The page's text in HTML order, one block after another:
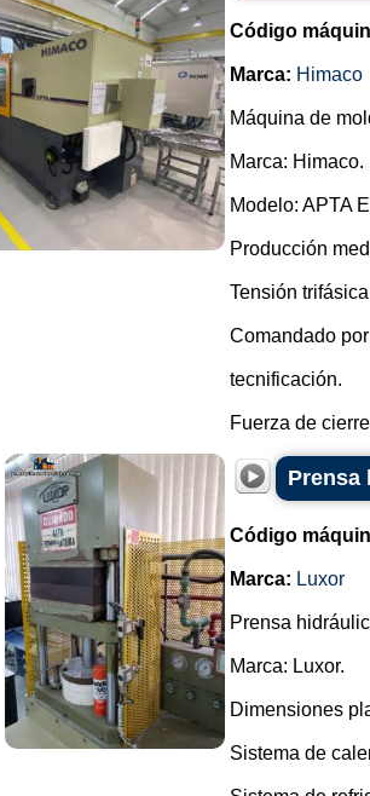
Código
Marca: Himaco
Máquina de
Marca: Himaco.
Modelo: APTA
Producción
Tensión
Comandado
tecnificación.
Fuerza de
Prensa
Código
Marca: Luxor
Prensa
Marca: Luxor.
Dimensiones
Sistema de